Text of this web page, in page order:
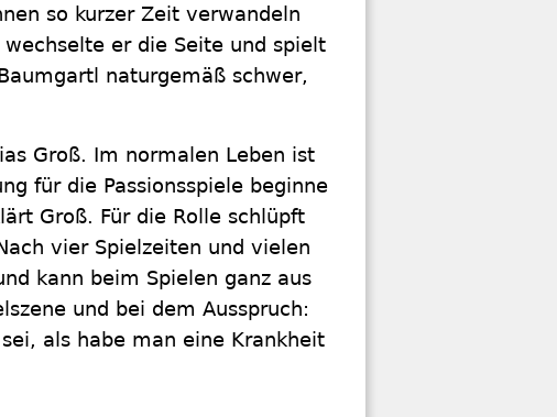
so kurzer Zeit verwandeln
er die Seite und spielt
naturgemäß schwer,
Groß. Im normalen Leben ist
für die Passionsspiele beginne
Groß. Für die Rolle schlüpft
vier Spielzeiten und vielen
kann beim Spielen ganz aus
und bei dem Ausspruch:
als habe man eine Krankheit